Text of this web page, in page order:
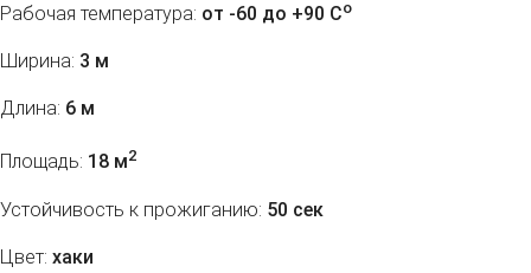
Рабочая температура: от -60 до +90 Co
Ширина: 3 м
Длина: 6 м
Площадь: 18 м2
Устойчивость к прожиганию: 50 сек
Цвет: хаки